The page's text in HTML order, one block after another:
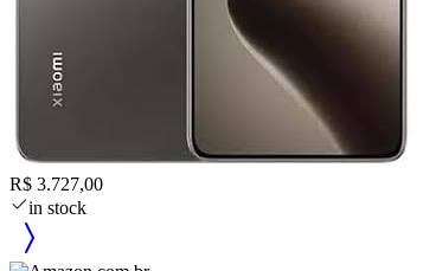
R$ 3.727,00
in stock